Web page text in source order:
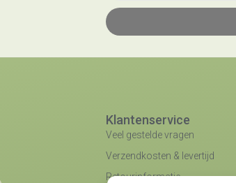
Klantenservice
Veel gestelde vragen
Verzendkosten & levertijd
Retourinformatie